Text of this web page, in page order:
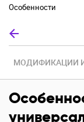
Особенности
МОДИФИКАЦИИ